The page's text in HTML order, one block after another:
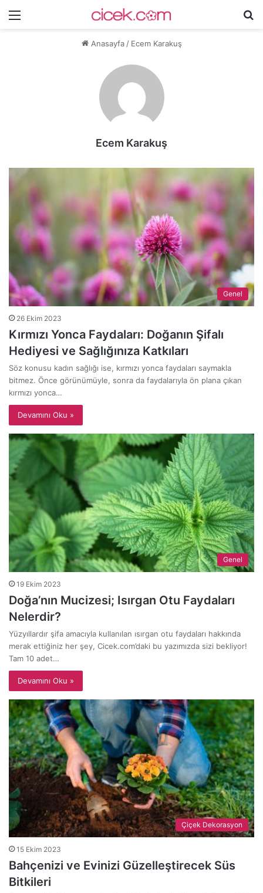
Menü
Anasayfa / Ecem Karakuş
Ecem Karakuş
Genel
26 Ekim 2023
Kırmızı Yonca Faydaları: Doğanın Şifalı
Hediyesi ve Sağlığınıza Katkıları
Söz konusu kadın sağlığı ise, kırmızı yonca faydaları saymakla
bitmez. Önce görünümüyle, sonra da faydalarıyla ön plana çıkan
kırmızı yonca…
Devamını Oku »
Genel
19 Ekim 2023
Doğa’nın Mucizesi; Isırgan Otu Faydaları
Nelerdir?
Yüzyıllardır şifa amacıyla kullanılan ısırgan otu faydaları hakkında
merak ettiğiniz her şey, Cicek.com’daki bu yazımızda sizi bekliyor!
Tam 10 adet…
Devamını Oku »
Çiçek Dekorasyon
15 Ekim 2023
Bahçenizi ve Evinizi Güzelleştirecek Süs
Bitkileri